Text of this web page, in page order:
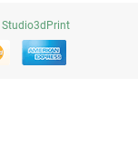
Studio3dPrint